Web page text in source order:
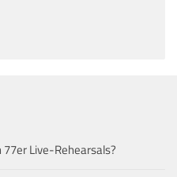
Live-Rehearsals?